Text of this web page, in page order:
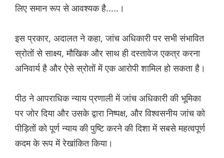
लिए समान रूप से आवश्यक है.....।
इस प्रकार, अदालत ने कहा, जांच अधिकारी पर सभी संभावित
स्रोतों से साक्ष्य, मौखिक और साथ ही दस्तावेज एकत्र करना
अनिवार्य है और ऐसे स्रोतों में एक आरोपी शामिल हो सकता है।
पीठ ने आपराधिक न्याय प्रणाली में जांच अधिकारी की भूमिका
पर जोर दिया और उसके द्वारा निष्पक्ष, और विश्वसनीय जांच को
पीड़ितों को पूर्ण न्याय की पुष्टि करने की दिशा में सबसे महत्वपूर्ण
कदम के रूप में रेखांकित किया।